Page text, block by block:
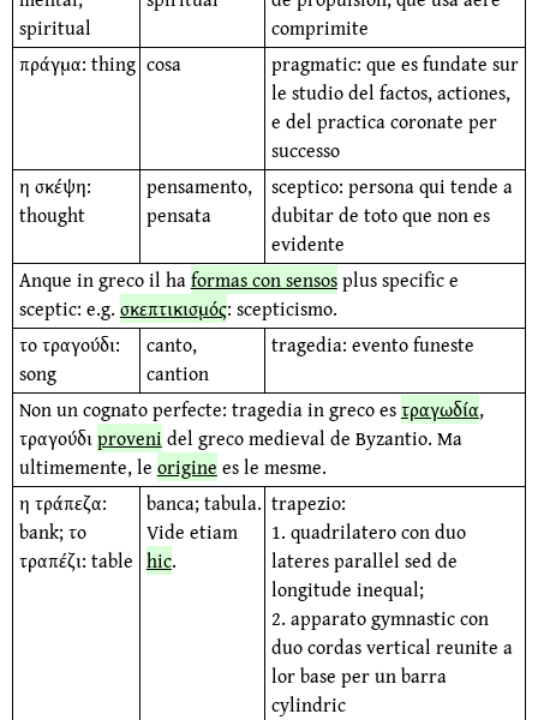
spiritual
comprimite
πράγμα: thing cosa
pragmatic: que es fundate sur
le studio del factos, actiones,
e del practica coronate per
successo
η σκέψη:
thought
pensamento,
pensata
sceptico: persona qui tende a
dubitar de toto que non es
evidente
Anque in greco il haformas con sensosplus specific e
sceptic: e.g. σκεπτικισμός: scepticismo.
το τραγούδι:
song
canto,
cantion
tragedia: evento funeste
Non un cognato perfecte: tragedia in greco esτραγωδία,
τραγούδιproveni del greco medieval de Byzantio. Ma
ultimemente, le origine es le mesme.
η τράπεζα:
bank; το
τραπέζι: table
banca; tabula.
Vide etiam
hic.
trapezio:
1. quadrilatero con duo
lateres parallel sed de
longitude inequal;
2. apparato gymnastic con
duo cordas vertical reunite a
lor base per un barra
cylindric